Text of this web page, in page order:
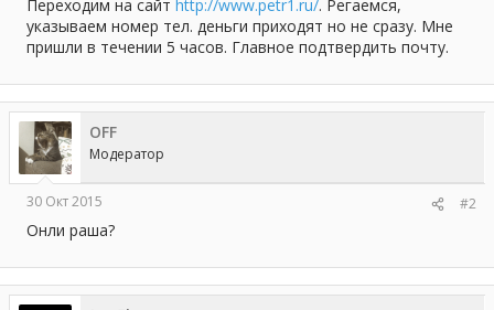
Переходим на сайт http://www.petr1.ru/. Регаемся,
указываем номер тел. деньги приходят но не сразу. Мне
пришли в течении 5 часов. Главное подтвердить почту.
OFF
Модератор
30 Окт 2015 #2
Онли раша?